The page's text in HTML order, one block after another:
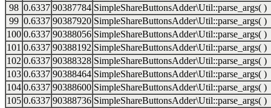
98 0.6337 90387784 SimpleShareButtonsAdder\Util::parse_args( )
99 0.6337 90387920 SimpleShareButtonsAdder\Util::parse_args( )
100 0.6337 90388056 SimpleShareButtonsAdder\Util::parse_args( )
101 0.6337 90388192 SimpleShareButtonsAdder\Util::parse_args( )
102 0.6337 90388328 SimpleShareButtonsAdder\Util::parse_args( )
103 0.6337 90388464 SimpleShareButtonsAdder\Util::parse_args( )
104 0.6337 90388600 SimpleShareButtonsAdder\Util::parse_args( )
105 0.6337 90388736 SimpleShareButtonsAdder\Util::parse_args( )